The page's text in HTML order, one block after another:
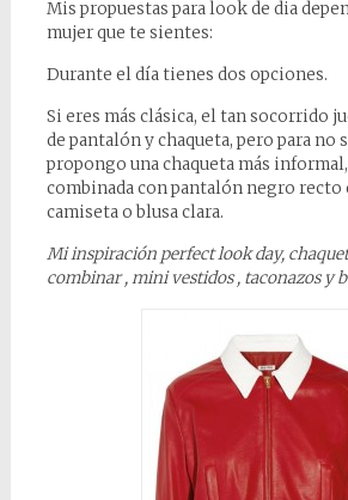
Mis propuestas para look de dia
mujer que te sientes:
Durante el día tienes dos opciones.
Si eres más clásica, el tan socorrido
de pantalón y chaqueta, pero para no
propongo una chaqueta más
combinada con pantalón negro recto
camiseta o blusa clara.
Mi inspiración perfect look day,
combinar , mini vestidos , taconazos y